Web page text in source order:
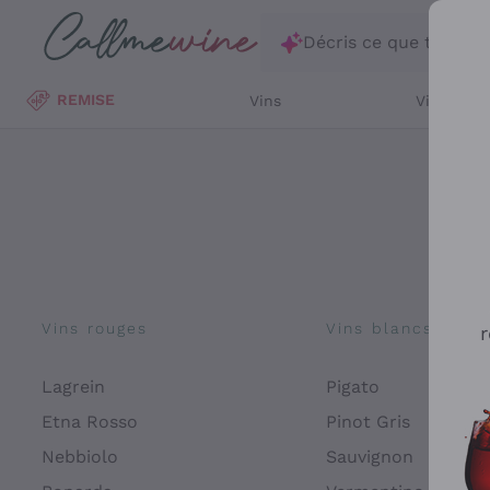
Passer au contenu principal
Décris ce que tu
REMISE Vins Vins
Vins rouges
Lagrein
Etna Rosso
Nebbiolo
Vins blancs
Pigato
Pinot Gris
Sauvignon